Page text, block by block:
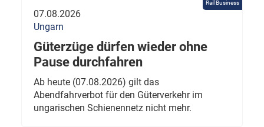
Rail Business
07.08.2026
Ungarn
Güterzüge dürfen wieder ohne
Pause durchfahren
Ab heute (07.08.2026) gilt das
Abendfahrverbot für den Güterverkehr im
ungarischen Schienennetz nicht mehr.